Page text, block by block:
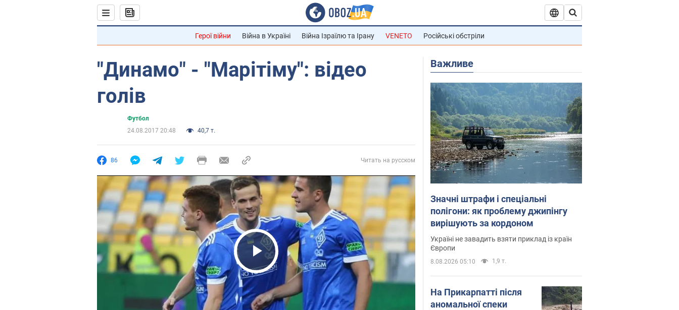
Герої війни Війна в Україні Війна Ізраїлю та Ірану VENETO Російські обстріли
"Динамо" - "Марітіму": відео
голів
Футбол
24.08.2017 20:48
40,7 т.
86 Читать на русском
Play Video
Важливе
Значні штрафи і спеціальні
полігони: як проблему джипінгу
вирішують за кордоном
Україні не завадить взяти приклад із країн
Європи
8.08.2026 05:10 1,9 т.
На Прикарпатті після
аномальної спеки